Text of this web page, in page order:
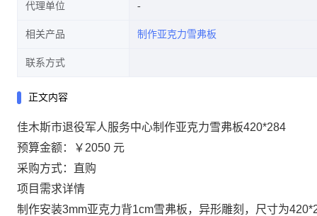
代理单位
相关产品 制作亚克力雪弗板
联系方式
正文内容
佳木斯市退役军人服务中心制作亚克力雪弗板420*284
预算金额：
￥2050 元
采购方式：直购
项目需求详情
制作安装3mm亚克力背1cm雪弗板，异形雕刻，尺寸为